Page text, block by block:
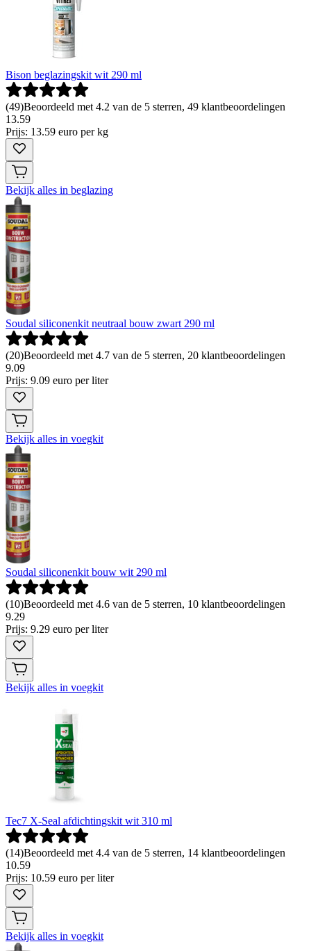
Bison beglazingskit wit 290 ml
(49)Beoordeeld met 4.2 van de 5 sterren, 49 klantbeoordelingen
13.59
Prijs: 13.59 euro per kg
Bekijk alles in beglazing
Soudal siliconenkit neutraal bouw zwart 290 ml
(20)Beoordeeld met 4.7 van de 5 sterren, 20 klantbeoordelingen
9.09
Prijs: 9.09 euro per liter
Bekijk alles in voegkit
Soudal siliconenkit bouw wit 290 ml
(10)Beoordeeld met 4.6 van de 5 sterren, 10 klantbeoordelingen
9.29
Prijs: 9.29 euro per liter
Bekijk alles in voegkit
Tec7 X-Seal afdichtingskit wit 310 ml
(14)Beoordeeld met 4.4 van de 5 sterren, 14 klantbeoordelingen
10.59
Prijs: 10.59 euro per liter
Bekijk alles in voegkit